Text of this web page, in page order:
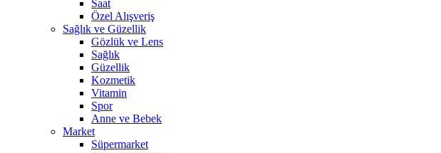
Saat
Özel Alışveriş
Sağlık ve Güzellik
Gözlük ve Lens
Sağlık
Güzellik
Kozmetik
Vitamin
Spor
Anne ve Bebek
Market
Süpermarket